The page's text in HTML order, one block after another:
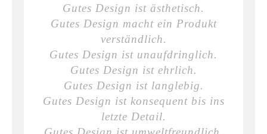
Gutes Design ist ästhetisch.
Gutes Design macht ein Produkt
verständlich.
Gutes Design ist unaufdringlich.
Gutes Design ist ehrlich.
Gutes Design ist langlebig.
Gutes Design ist konsequent bis ins
letzte Detail.